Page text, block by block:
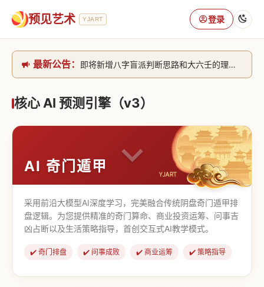
预见艺术 YJART 登录
最新公告：
即将新增八字盲派判断思路和大六壬的理气+取像判断思路。[内侧中，捐赠会员可用]2026/6/30
网站升级完成，升级全模块的算法，限时开放用户注册。2026/6/27
核心 AI 预测引擎（v3）
AI 奇门遁甲
采用前沿大模型AI深度学习，完美融合传统阴盘奇门遁甲排
盘逻辑。为您提供精准的奇门算命、商业投资运筹、问事吉
凶占断以及生活策略指导，首创交互式AI教学模式。
✔️ 奇门排盘 ✔️ 问事成败 ✔️ 商业运筹 ✔️ 策略指导
【道家奇门】 【传统奇门】